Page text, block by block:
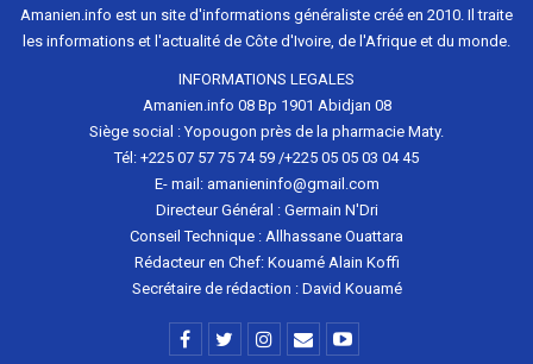
Amanien.info est un site d'informations généraliste créé en 2010. Il traite
les informations et l'actualité de Côte d'Ivoire, de l'Afrique et du monde.
INFORMATIONS LEGALES
Amanien.info 08 Bp 1901 Abidjan 08
Siège social : Yopougon près de la pharmacie Maty.
Tél: +225 07 57 75 74 59 /+225 05 05 03 04 45
E- mail: amanieninfo@gmail.com
Directeur Général : Germain N'Dri
Conseil Technique : Allhassane Ouattara
Rédacteur en Chef: Kouamé Alain Koffi
Secrétaire de rédaction : David Kouamé